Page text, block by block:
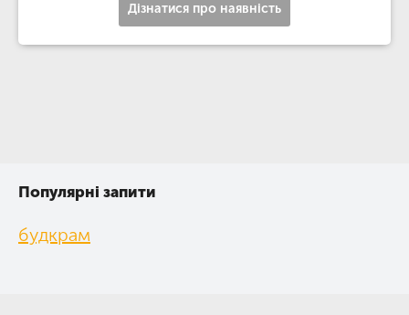
Дізнатися про наявність
Популярні запити
будкрам